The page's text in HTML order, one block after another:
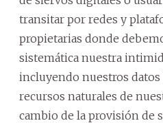
transitar por redes y
propietarias donde
sistemática nuestra
incluyendo nuestros
recursos naturales de
cambio de la provisión de